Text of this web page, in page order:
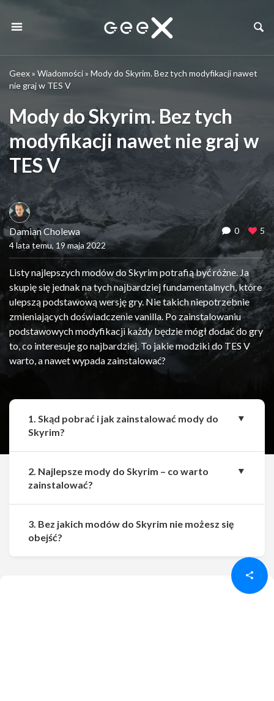
Geex» Wiadomości» Mody do Skyrim. Bez tych modyfikacji nawet
nie graj w TES V
Mody do Skyrim. Bez tych
modyfikacji nawet nie graj w
TES V
Damian Cholewa
4 lata temu, 19 maja 2022
0 5
Listy najlepszych modów do Skyrim potrafią być różne. Ja
skupię się jednak na tych najbardziej fundamentalnych, które
ulepszą podstawową wersję gry. Nie takich niepotrzebnie
zmieniających doświadczenie vanilla. Po zainstalowaniu
podstawowych modyfikacji każdy będzie mógł dodać do gry
to, co interesuje go najbardziej. To jakie modziki do TES V
warto, a nawet wypada zainstalować?
1. Skąd pobrać i jak zainstalować mody do
Skyrim?
2. Najlepsze mody do Skyrim – co warto
zainstalować?
3. Bez jakich modów do Skyrim nie możesz się
obejść?